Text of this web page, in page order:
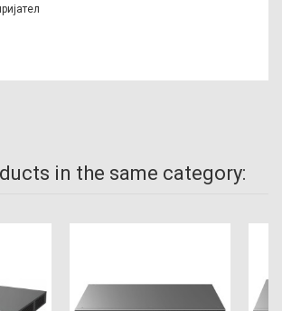
in the same category: